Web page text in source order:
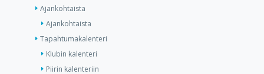
Ajankohtaista
Ajankohtaista
Tapahtumakalenteri
Klubin kalenteri
Piirin kalenteriin